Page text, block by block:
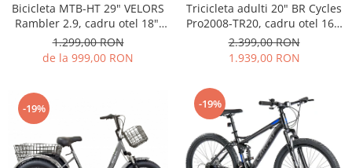
Bicicleta MTB-HT 29" VELORS
Rambler 2.9, cadru otel 18",
manete secventiale, frane
disc, 21 viteze, gri/negru
1.299,00 RON
de la 999,00 RON
Tricicleta adulti 20" BR Cycles
Pro2008-TR20, cadru otel 16",
frane disc, 7 viteze, negru
2.399,00 RON
1.939,00 RON
-19% -19%